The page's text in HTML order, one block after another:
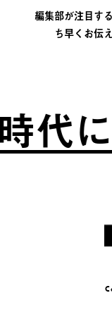
編集部が注目す
ち早くお伝
に